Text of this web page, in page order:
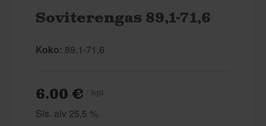
Soviterengas 89,1-71,6
Koko: 89,1-71,6
6.00 €
Sis. alv 25,5 %